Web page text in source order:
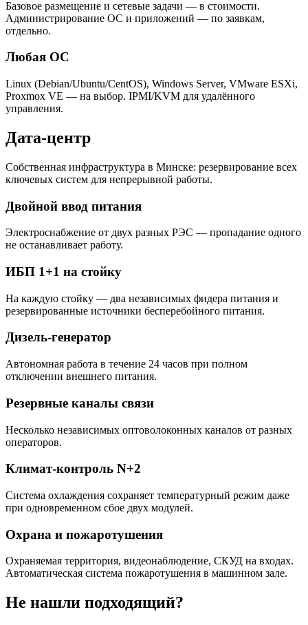
Базовое размещение и сетевые задачи — в стоимости.
Администрирование ОС и приложений — по заявкам,
отдельно.
Любая ОС
Linux (Debian/Ubuntu/CentOS), Windows Server, VMware ESXi,
Proxmox VE — на выбор. IPMI/KVM для удалённого
управления.
Дата-центр
Собственная инфраструктура в Минске: резервирование всех
ключевых систем для непрерывной работы.
Двойной ввод питания
Электроснабжение от двух разных РЭС — пропадание одного
не останавливает работу.
ИБП 1+1 на стойку
На каждую стойку — два независимых фидера питания и
резервированные источники бесперебойного питания.
Дизель-генератор
Автономная работа в течение 24 часов при полном
отключении внешнего питания.
Резервные каналы связи
Несколько независимых оптоволоконных каналов от разных
операторов.
Климат-контроль N+2
Система охлаждения сохраняет температурный режим даже
при одновременном сбое двух модулей.
Охрана и пожаротушения
Охраняемая территория, видеонаблюдение, СКУД на входах.
Автоматическая система пожаротушения в машинном зале.
Не нашли подходящий?